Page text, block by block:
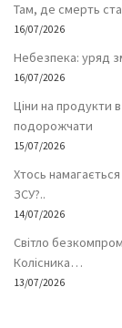
Там, де смерть
16/07/2026
Небезпека: уряд
16/07/2026
Ціни на продукти
подорожчати
15/07/2026
Хтось
ЗСУ?..
14/07/2026
Світло
Колісника…
13/07/2026